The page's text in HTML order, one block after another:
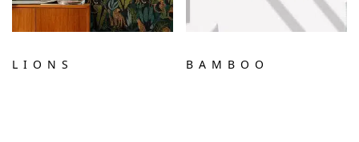
LIONS BAMBOO